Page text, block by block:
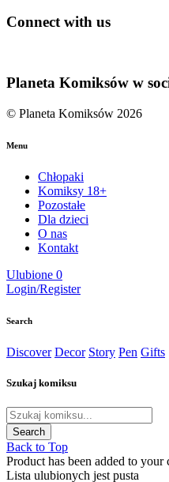
Connect with us
Planeta Komiksów w
© Planeta Komiksów 2026
Menu
Chłopaki
Komiksy 18+
Pozostałe
Dla dzieci
O nas
Kontakt
Ulubione 0
Login/Register
Search
Discover Decor Story Pen Gifts
Szukaj komiksu
Back to Top
Product has been added to your
Lista ulubionych jest pusta